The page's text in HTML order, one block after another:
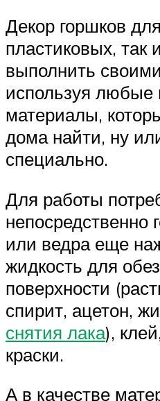
Декор горшков
пластиковых, так
выполнить
используя любые
материалы,
дома найти, ну
специально.
Для работы
непосредственно
или ведра еще
жидкость для
поверхности
спирит, ацетон,
снятия лака),
краски.
А в качестве